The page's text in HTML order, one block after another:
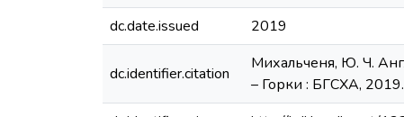
dc.date.issued
2019
dc.identifier.citation
Михальченя, Ю. Ч.
– Горки : БГСХА,